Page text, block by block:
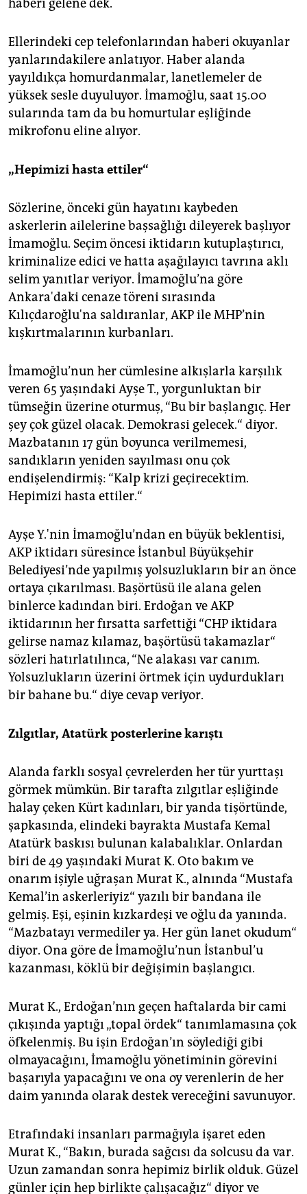
haberi gelene dek.
Ellerindeki cep telefonlarından haberi okuyanlar
yanlarındakilere anlatıyor. Haber alanda
yayıldıkça homurdanmalar, lanetlemeler de
yüksek sesle duyuluyor. İmamoğlu, saat 15.00
sularında tam da bu homurtular eşliğinde
mikrofonu eline alıyor.
„Hepimizi hasta ettiler“
Sözlerine, önceki gün hayatını kaybeden
askerlerin ailelerine başsağlığı dileyerek başlıyor
İmamoğlu. Seçim öncesi iktidarın kutuplaştırıcı,
kriminalize edici ve hatta aşağılayıcı tavrına aklı
selim yanıtlar veriyor. İmamoğlu’na göre
Ankara'daki cenaze töreni sırasında
Kılıçdaroğlu'na saldıranlar, AKP ile MHP’nin
kışkırtmalarının kurbanları.
İmamoğlu’nun her cümlesine alkışlarla karşılık
veren 65 yaşındaki Ayşe T., yorgunluktan bir
tümseğin üzerine oturmuş, “Bu bir başlangıç. Her
şey çok güzel olacak. Demokrasi gelecek.“ diyor.
Mazbatanın 17 gün boyunca verilmemesi,
sandıkların yeniden sayılması onu çok
endişelendirmiş: “Kalp krizi geçirecektim.
Hepimizi hasta ettiler.“
Ayşe Y.'nin İmamoğlu’ndan en büyük beklentisi,
AKP iktidarı süresince İstanbul Büyükşehir
Belediyesi’nde yapılmış yolsuzlukların bir an önce
ortaya çıkarılması. Başörtüsü ile alana gelen
binlerce kadından biri. Erdoğan ve AKP
iktidarının her fırsatta sarfettiği “CHP iktidara
gelirse namaz kılamaz, başörtüsü takamazlar“
sözleri hatırlatılınca, “Ne alakası var canım.
Yolsuzlukların üzerini örtmek için uydurdukları
bir bahane bu.“ diye cevap veriyor.
Zılgıtlar, Atatürk posterlerine karıştı
Alanda farklı sosyal çevrelerden her tür yurttaşı
görmek mümkün. Bir tarafta zılgıtlar eşliğinde
halay çeken Kürt kadınları, bir yanda tişörtünde,
şapkasında, elindeki bayrakta Mustafa Kemal
Atatürk baskısı bulunan kalabalıklar. Onlardan
biri de 49 yaşındaki Murat K. Oto bakım ve
onarım işiyle uğraşan Murat K., alnında “Mustafa
Kemal’in askerleriyiz“ yazılı bir bandana ile
gelmiş. Eşi, eşinin kızkardeşi ve oğlu da yanında.
“Mazbatayı vermediler ya. Her gün lanet okudum“
diyor. Ona göre de İmamoğlu’nun İstanbul’u
kazanması, köklü bir değişimin başlangıcı.
Murat K., Erdoğan’nın geçen haftalarda bir cami
çıkışında yaptığı „topal ördek“ tanımlamasına çok
öfkelenmiş. Bu işin Erdoğan’ın söylediği gibi
olmayacağını, İmamoğlu yönetiminin görevini
başarıyla yapacağını ve ona oy verenlerin de her
daim yanında olarak destek vereceğini savunuyor.
Etrafındaki insanları parmağıyla işaret eden
Murat K., “Bakın, burada sağcısı da solcusu da var.
Uzun zamandan sonra hepimiz birlik olduk. Güzel
günler için hep birlikte çalışacağız“ diyor ve